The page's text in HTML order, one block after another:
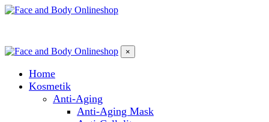
×
Home
Kosmetik
Anti-Aging
Anti-Aging Mask